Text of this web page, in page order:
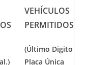
VEHÍCULOS
PERMITIDOS
(Último Digito
Placa Única